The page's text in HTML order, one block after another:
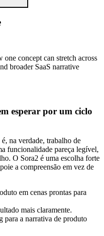
concept can stretch across
broader SaaS narrative
esperar por um ciclo
na verdade, trabalho de
funcionalidade pareça legível,
O Sora2 é uma escolha forte
a compreensão em vez de
em cenas prontas para
mais claramente.
para a narrativa de produto